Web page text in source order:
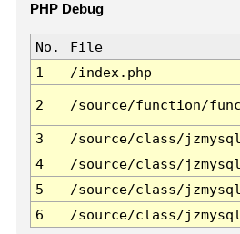
PHP Debug
No. File
1
/index.php
2 /source/function/
3 /source/class/
4
/source/class/
5
/source/class/
6
/source/class/